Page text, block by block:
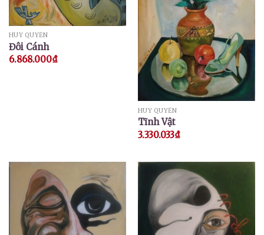
HUY QUYỂN
Đôi Cánh
6.868.000₫
HUY QUYỂN
Tĩnh Vật
3.330.033₫